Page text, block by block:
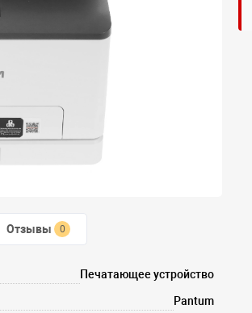
Отзывы 0
Печатающее устройство
Pantum